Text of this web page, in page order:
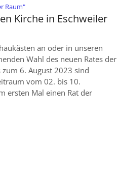
Raum":
Kirche in Eschweiler
an oder in unseren
Wahl des neuen Rates der
6. August 2023 sind
vom 02. bis 10.
ersten Mal einen Rat der